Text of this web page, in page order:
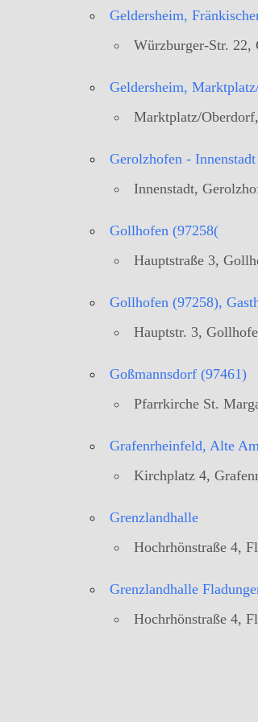
Geldersheim,
Würzburger-Str. 22,
Geldersheim,
Marktplatz/
Gerolzhofen - Innenstadt
Innenstadt,
Gollhofen (97258(
Hauptstraße 3,
Gollhofen (97258),
Hauptstr. 3,
Goßmannsdorf (97461)
Pfarrkirche St.
Grafenrheinfeld, Alte
Kirchplatz 4,
Grenzlandhalle
Hochrhönstraße 4,
Grenzlandhalle
Hochrhönstraße 4,